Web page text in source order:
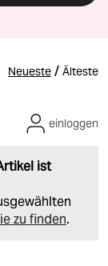
Neueste / Älteste
ist
zu finden.
einloggen